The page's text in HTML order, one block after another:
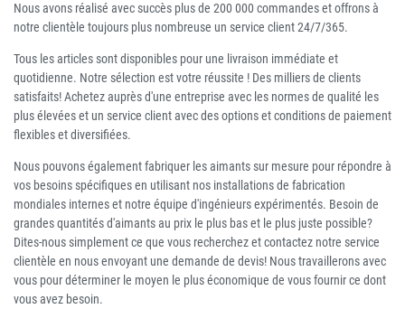
Nous avons réalisé avec succès plus de 200 000 commandes et offrons à
notre clientèle toujours plus nombreuse un service client 24/7/365.
Tous les articles sont disponibles pour une livraison immédiate et
quotidienne. Notre sélection est votre réussite ! Des milliers de clients
satisfaits! Achetez auprès d'une entreprise avec les normes de qualité les
plus élevées et un service client avec des options et conditions de paiement
flexibles et diversifiées.
Nous pouvons également fabriquer les aimants sur mesure pour répondre à
vos besoins spécifiques en utilisant nos installations de fabrication
mondiales internes et notre équipe d'ingénieurs expérimentés. Besoin de
grandes quantités d'aimants au prix le plus bas et le plus juste possible?
Dites-nous simplement ce que vous recherchez et contactez notre service
clientèle en nous envoyant une demande de devis! Nous travaillerons avec
vous pour déterminer le moyen le plus économique de vous fournir ce dont
vous avez besoin.